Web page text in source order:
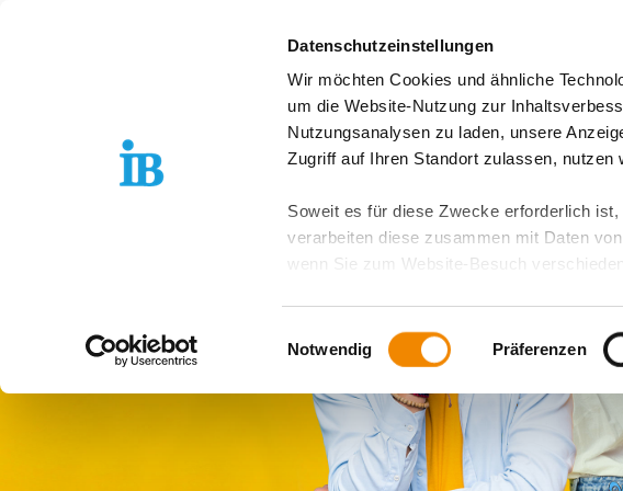
Datenschutzeinstellungen
Wir möchten Cookies und ähnliche
um die Website-Nutzung zur
Nutzungsanalysen zu laden, unsere
Zugriff auf Ihren Standort zulassen,
Soweit es für diese Zwecke erforderlich
verarbeiten diese zusammen mit Daten
wenn Sie zum Website-Besuch
ausgeschlossen werden. Dort ist kein der
zusätzlichen Risiken für Ihre Daten führen
Weitere Details finden Sie in unseren
Sie möchten, dass alle Website-
Kategorien auswählen. Sie können
Zwecke entscheiden und Ihre erteilte
Einwilligungsauswahl
Notwendig Präferenzen
Freiwilligendienst Deutschland